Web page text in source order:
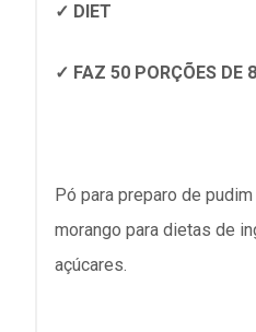
✓ DIET
✓ FAZ 50 PORÇÕES DE
Pó para preparo de
morango para dietas de
açúcares.